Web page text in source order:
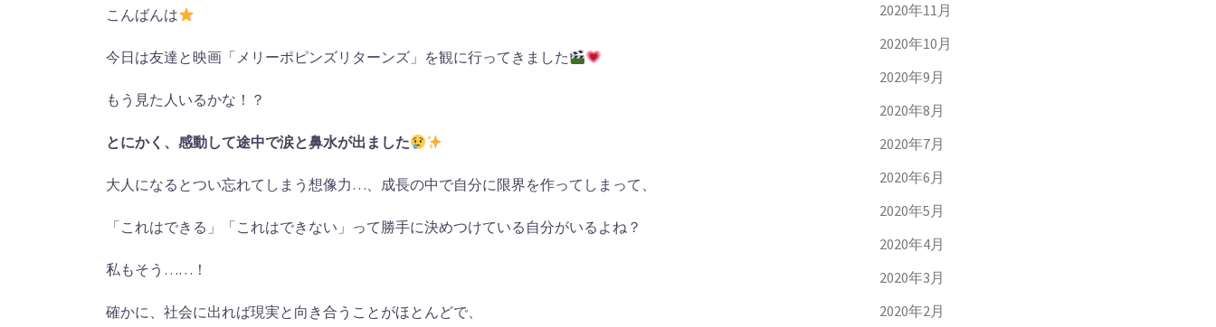
こんばんは
今日は友達と映画「メリーポピンズリターンズ」を観に行ってきました
もう見た人いるかな！？
とにかく、感動して途中で涙と鼻水が出ました
大人になるとつい忘れてしまう想像力…、成長の中で自分に限界を作ってしまって、
「これはできる」「これはできない」って勝手に決めつけている自分がいるよね？
私もそう……！
確かに、社会に出れば現実と向き合うことがほとんどで、
2020年11月
2020年10月
2020年9月
2020年8月
2020年7月
2020年6月
2020年5月
2020年4月
2020年3月
2020年2月